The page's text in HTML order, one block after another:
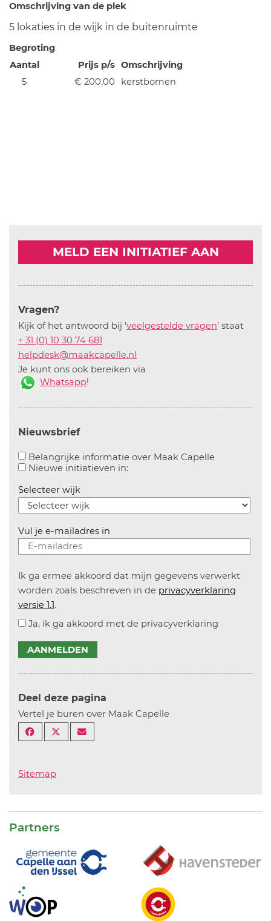
Omschrijving van de plek
5 lokaties in de wijk in de buitenruimte
Begroting
Aantal
Prijs p/s Omschrijving
5
€ 200,00 kerstbomen
MELD EEN INITIATIEF AAN
Vragen?
Kijk of het antwoord bij 'veelgestelde vragen' staat
+ 31 (0) 10 30 74 681
helpdesk@maakcapelle.nl
Je kunt ons ook bereiken via
Whatsapp!
Nieuwsbrief
Belangrijke informatie over Maak CapelleAanvinken
Nieuwe initiatieven in:Aanvinken om informatie over
Selecteer wijk
Vul je e-mailadres in
Ik ga ermee akkoord dat mijn gegevens verwerkt
worden zoals beschreven in de privacyverklaring
versie 1.1.
Ja, ik ga akkoord met de privacyverklaring
AANMELDEN
Deel deze pagina
Vertel je buren over Maak Capelle
Sitemap
Partners